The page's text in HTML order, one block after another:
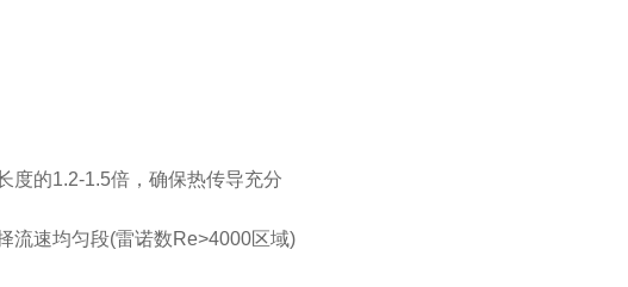
的1.2-1.5倍，确保热传导充分
速均匀段(雷诺数Re>4000区域)